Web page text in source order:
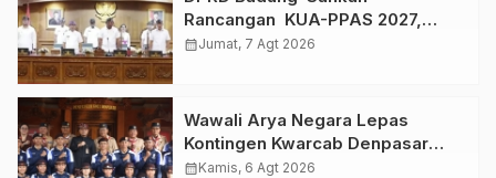
Rancangan KUA-PPAS 2027,
Anggaran Tembus Lebih Dari
calendar_monthJumat, 7 Agt 2026
Wawali Arya Negara Lepas
Kontingen Kwarcab Denpasar
Menuju Jambore Nasional XII
calendar_monthKamis, 6 Agt 2026